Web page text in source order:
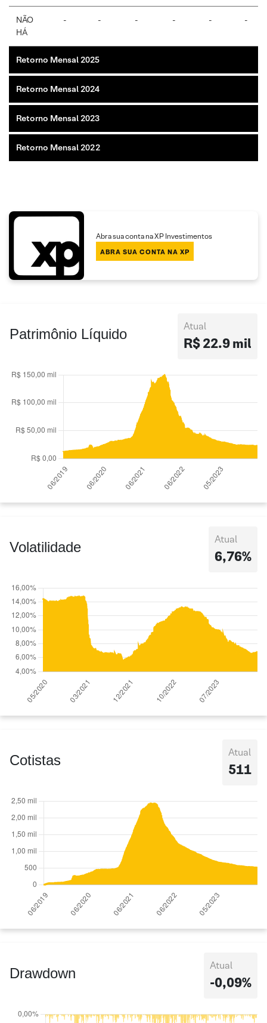
NÃO
HÁ
- - - - - -
Retorno Mensal 2025
Retorno Mensal 2024
Retorno Mensal 2023
Retorno Mensal 2022
Abra sua conta na XP Investimentos
ABRA SUA CONTA NA XP
Patrimônio Líquido Atual
R$ 22.9 mil
Volatilidade Atual
6,76%
Cotistas Atual
511
Drawdown Atual
-0,09%